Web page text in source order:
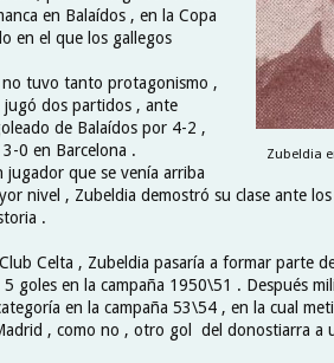
Zubeldia
en Balaídos , en la Copa
en el que los gallegos
tuvo tanto protagonismo ,
dos partidos , ante
de Balaídos por 4-2 ,
0 en Barcelona .
jugador que se venía arriba
nivel , Zubeldia demostró su clase ante
.
Celta , Zubeldia pasaría a formar parte
goles en la campaña 1950\51 . Después
en la campaña 53\54 , en la cual
, como no , otro gol del donostiarra a